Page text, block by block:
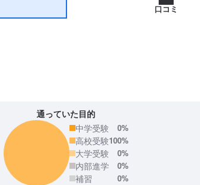
口コミ
通っていた目的
中学受験
0%
高校受験100%
大学受験 0%
内部進学 0%
補習 0%